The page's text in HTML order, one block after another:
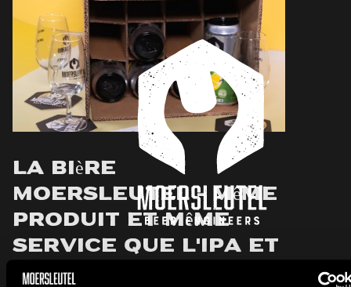
La bière
Moersleutel - même
produit et même
service que l'IPA et
la Stout